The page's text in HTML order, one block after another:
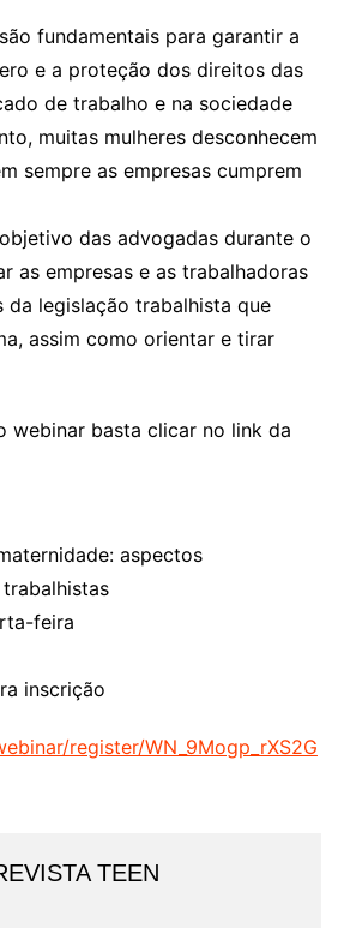
fundamentais para garantir a
e a proteção dos direitos das
de trabalho e na sociedade
muitas mulheres desconhecem
sempre as empresas cumprem
das advogadas durante o
as empresas e as trabalhadoras
da legislação trabalhista que
assim como orientar e tirar
webinar basta clicar no link da
aspectos
feira
inscrição
register/WN_9Mogp_rXS2G
TEEN